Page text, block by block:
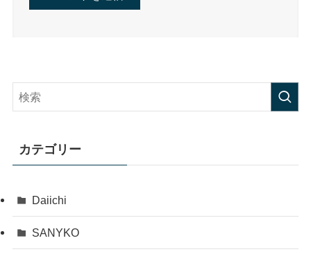
カテゴリー
Daiichi
SANYKO